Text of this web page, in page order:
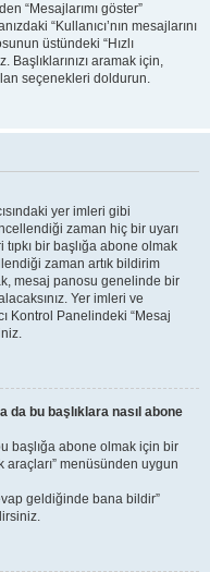
“Mesajlarımı göster”
“Kullanıcı’nın mesajlarını
üstündeki “Hızlı
Başlıklarınızı aramak için,
seçenekleri doldurun.
yer imleri gibi
zaman hiç bir uyarı
bir başlığa abone olmak
zaman artık bildirim
mesaj panosu genelinde bir
Yer imleri ve
Kontrol Panelindeki “Mesaj
da bu başlıklara nasıl abone
başlığa abone olmak için bir
araçları” menüsünden uygun
geldiğinde bana bildir”